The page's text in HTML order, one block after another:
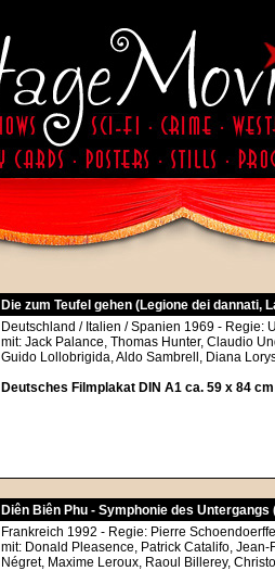
Die zum Teufel gehen (Legione dei dannati,
Deutschland / Italien / Spanien 1969 - Regie:
mit: Jack Palance, Thomas Hunter, Claudio
Guido Lollobrigida, Aldo Sambrell, Diana
Deutsches Filmplakat DIN A1 ca. 59 x 84 cm
Diên Biên Phu - Symphonie des Untergangs
Frankreich 1992 - Regie: Pierre
mit: Donald Pleasence, Patrick Catalifo,
Négret, Maxime Leroux, Raoul Billerey,